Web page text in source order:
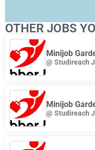
OTHER JOBS
Minijob
@ Studireach
Minijob
@ Studireach